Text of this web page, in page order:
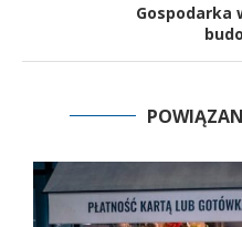
Gospodarka